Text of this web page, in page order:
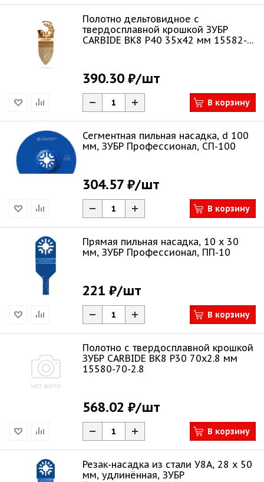
Полотно дельтовидное с
твердосплавной крошкой ЗУБР
CARBIDE ВК8 Р40 35x42 мм 15582-
390.30 ₽/шт
В корзину
Сегментная пильная насадка, d 100
мм, ЗУБР Профессионал, СП-100
304.57 ₽/шт
В корзину
Прямая пильная насадка, 10 x 30
мм, ЗУБР Профессионал, ПП-10
221 ₽/шт
В корзину
Полотно с твердосплавной крошкой
ЗУБР CARBIDE ВК8 Р30 70x2.8 мм
15580-70-2.8
568.02 ₽/шт
В корзину
Резак-насадка из стали У8А, 28 x 50
мм, удлинённая, ЗУБР